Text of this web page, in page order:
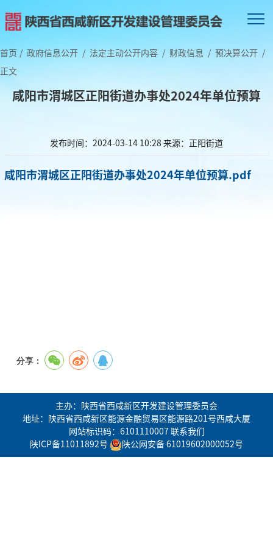
首页 / 政府信息公开 / 法定主动公开内容 / 财政信息 / 预决算公开 /
正文
咸阳市渭城区正阳街道办事处2024年单位预算
发布时间：2024-03-14 10:28 来源：正阳街道
咸阳市渭城区正阳街道办事处2024年单位预算.pdf
分享：
主办：陕西省西咸新区开发建设管理委员会
地址：陕西省西咸新区能源金融贸易区能源路201号西咸大厦
网站标识码：6101110007 联系我们
陕ICP备11011892号
陕公网安备 61019602000052号